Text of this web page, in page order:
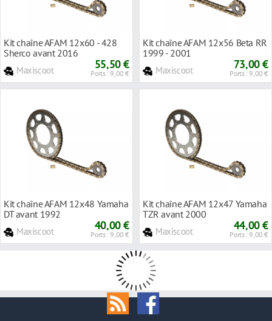
Kit chaîne AFAM 12x60 - 428
Sherco avant 2016
Maxiscoot 55,50 €
Ports : 9,00 €
Kit chaîne AFAM 12x56 Beta RR
1999 - 2001
Maxiscoot 73,00 €
Ports : 9,00 €
Kit chaîne AFAM 12x48 Yamaha
DT avant 1992
Maxiscoot 40,00 €
Ports : 9,00 €
Kit chaîne AFAM 12x47 Yamaha
TZR avant 2000
Maxiscoot 44,00 €
Ports : 9,00 €